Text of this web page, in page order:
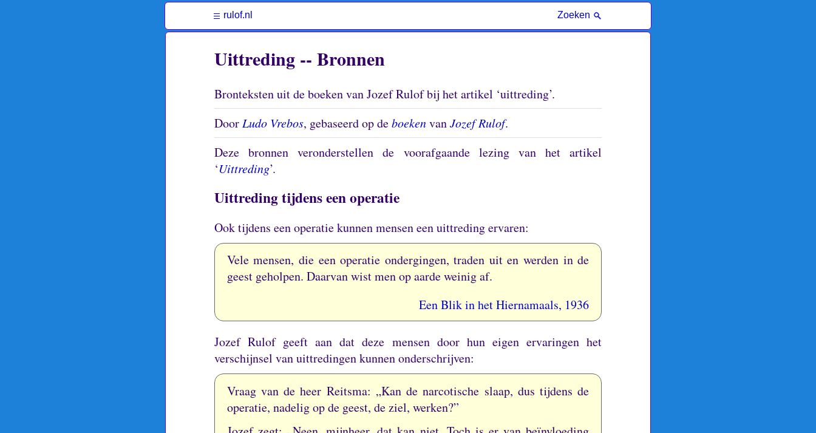
rulof.nl Zoeken
Uittreding -- Bronnen
Bronteksten uit de boeken van Jozef Rulof bij het artikel ‘uittreding’.
Door Ludo Vrebos, gebaseerd op deboekenvanJozef Rulof.
Deze bronnen veronderstellen de voorafgaande lezing van het artikel
‘Uittreding’.
Uittreding tijdens een operatie
Ook tijdens een operatie kunnen mensen een uittreding ervaren:
Vele mensen, die een operatie ondergingen, traden uit en werden in de
geest geholpen. Daarvan wist men op aarde weinig af.
Een Blik in het Hiernamaals, 1936
Jozef Rulof geeft aan dat deze mensen door hun eigen ervaringen het
verschijnsel van uittredingen kunnen onderschrijven:
Vraag van de heer Reitsma: „Kan de narcotische slaap, dus tijdens de
operatie, nadelig op de geest, de ziel, werken?”